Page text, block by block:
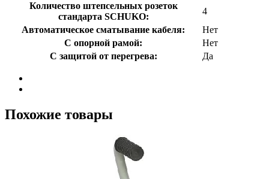
Количество штепсельных розеток
стандарта SCHUKO:
4
Автоматическое сматывание кабеля:
Нет
С опорной рамой:
Нет
С защитой от перегрева:
Да
Похожие товары